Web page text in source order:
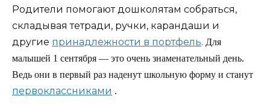
Родители помогают дошколятам собраться,
складывая тетради, ручки, карандаши и
другие принадлежности в портфель. Для
малышей 1 сентября — это очень знаменательный день.
Ведь они в первый раз наденут школьную форму и станут
первоклассниками .